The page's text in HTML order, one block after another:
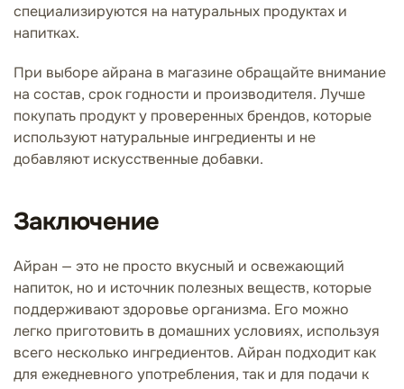
специализируются на натуральных продуктах и
напитках.
При выборе айрана в магазине обращайте внимание
на состав, срок годности и производителя. Лучше
покупать продукт у проверенных брендов, которые
используют натуральные ингредиенты и не
добавляют искусственные добавки.
Заключение
Айран — это не просто вкусный и освежающий
напиток, но и источник полезных веществ, которые
поддерживают здоровье организма. Его можно
легко приготовить в домашних условиях, используя
всего несколько ингредиентов. Айран подходит как
для ежедневного употребления, так и для подачи к